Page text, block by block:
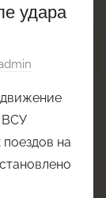
удара
ВСУ
на